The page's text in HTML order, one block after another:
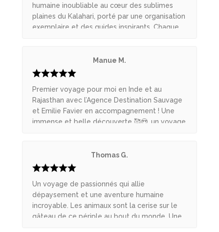
humaine inoubliable au cœur des sublimes
plaines du Kalahari, porté par une organisation
exemplaire et des guides inspirants. Chaque
plus discrets que je ne l'avais espéré mais ce
qui rappelle le côté sauvage et imprévisible
Manue M.
Premier voyage pour moi en Inde et au
Rajasthan avec l’Agence Destination Sauvage
et Emilie Favier en accompagnement ! Une
immense et belle découverte 🥰😍, un voyage
du Rajasthan avec en point d’orgue, le festival
de Holli ! Une merveilleuse aventure dans une
intense. Emilie est aux petits soins avec ses
hôtes et s’adapte au groupe. La balade à
vélos autour du Taj Mahal est unique et
inoubliable 🤩 Si vous souhaitez découvrir
Thomas G.
Un voyage de passionnés qui allie
dépaysement et une aventure humaine
incroyable. Les animaux sont la cerise sur le
gâteau de ce périple au bout du monde. Une